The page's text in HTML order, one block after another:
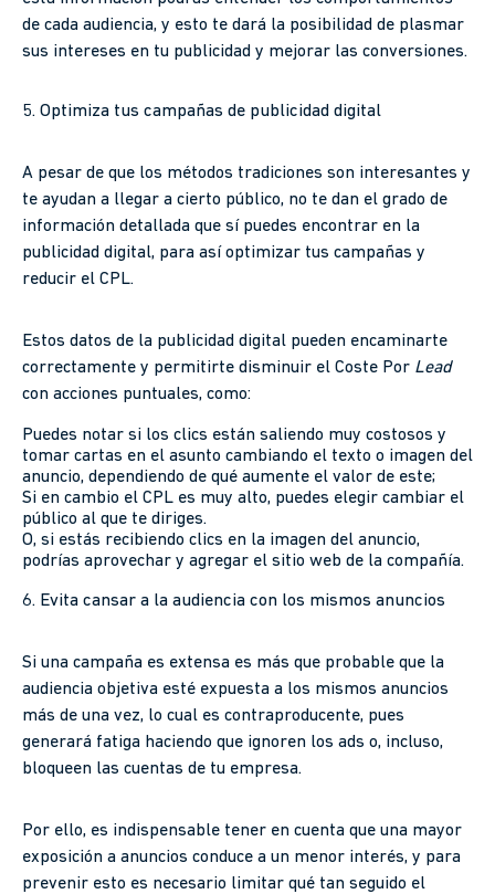
de cada audiencia, y esto te dará la posibilidad de plasmar
sus intereses en tu publicidad y mejorar las conversiones.
5. Optimiza tus campañas de publicidad digital
A pesar de que los métodos tradiciones son interesantes y
te ayudan a llegar a cierto público, no te dan el grado de
información detallada que sí puedes encontrar en la
publicidad digital, para así optimizar tus campañas y
reducir el CPL.
Estos datos de la publicidad digital pueden encaminarte
correctamente y permitirte disminuir el Coste Por Lead
con acciones puntuales, como:
Puedes notar si los clics están saliendo muy costosos y
tomar cartas en el asunto cambiando el texto o imagen del
anuncio, dependiendo de qué aumente el valor de este;
Si en cambio el CPL es muy alto, puedes elegir cambiar el
público al que te diriges.
O, si estás recibiendo clics en la imagen del anuncio,
podrías aprovechar y agregar el sitio web de la compañía.
6. Evita cansar a la audiencia con los mismos anuncios
Si una campaña es extensa es más que probable que la
audiencia objetiva esté expuesta a los mismos anuncios
más de una vez, lo cual es contraproducente, pues
generará fatiga haciendo que ignoren los ads o, incluso,
bloqueen las cuentas de tu empresa.
Por ello, es indispensable tener en cuenta que una mayor
exposición a anuncios conduce a un menor interés, y para
prevenir esto es necesario limitar qué tan seguido el